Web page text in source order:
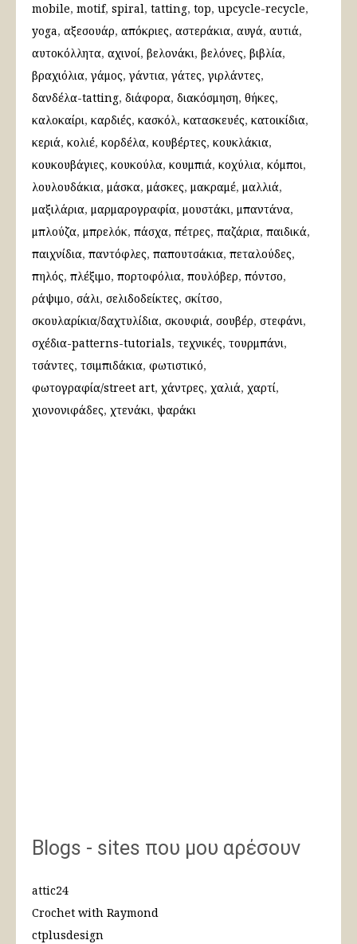
mobile motif spiral tatting top upcycle-recycle
yoga αξεσουάρ απόκριες αστεράκια αυγά αυτιά
αυτοκόλλητα αχινοί βελονάκι βελόνες βιβλία
βραχιόλια γάμος γάντια γάτες γιρλάντες
δανδέλα-tatting διάφορα διακόσμηση θήκες
καλοκαίρι καρδιές κασκόλ κατασκευές κατοικίδια
κεριά κολιέ κορδέλα κουβέρτες κουκλάκια
κουκουβάγιες κουκούλα κουμπιά κοχύλια κόμποι
λουλουδάκια μάσκα μάσκες μακραμέ μαλλιά
μαξιλάρια μαρμαρογραφία μουστάκι μπαντάνα
μπλούζα μπρελόκ πάσχα πέτρες παζάρια παιδικά
παιχνίδια παντόφλες παπουτσάκια πεταλούδες
πηλός πλέξιμο πορτοφόλια πουλόβερ πόντσο
ράψιμο σάλι σελιδοδείκτες σκίτσο
σκουλαρίκια/δαχτυλίδια σκουφιά σουβέρ στεφάνι
σχέδια-patterns-tutorials τεχνικές τουρμπάνι
τσάντες τσιμπιδάκια φωτιστικό
φωτογραφία/street art χάντρες χαλιά χαρτί
χιονονιφάδες χτενάκι ψαράκι
Blogs - sites που μου αρέσουν
attic24
Crochet with Raymond
ctplusdesign